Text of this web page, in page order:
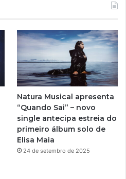
e
g
r
a
m
Natura Musical apresenta
“Quando Sai” – novo
single antecipa estreia do
primeiro álbum solo de
Elisa Maia
24 de setembro de 2025